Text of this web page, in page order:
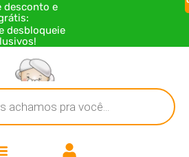
desconto e
desbloqueie